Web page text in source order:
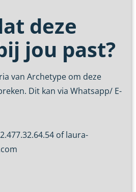
deze
jou past?
van Archetype om deze
Dit kan via Whatsapp/ E-
of laura-